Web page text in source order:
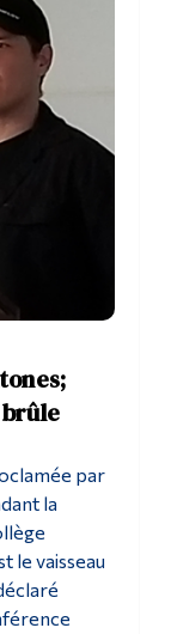
par
la
le vaisseau